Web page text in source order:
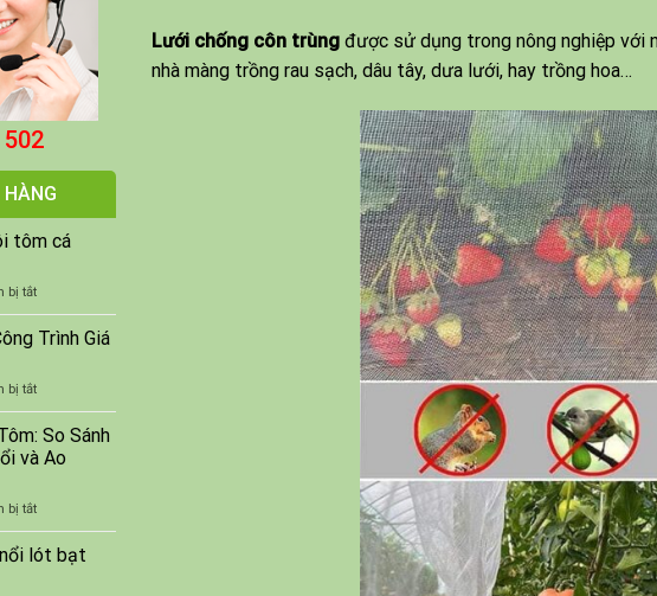
502
tôm cá
bị tắtở
Bể
bạt
tôm
cá
HDPE
Trình Giá
bị tắtở
Lưới
Bao
Che
Công
Giá
Tốt
So Sánh
và Ao
bị tắtở
Hiệu
Quả
lót bạt
Lưới chống côn trùngđược sử dụng trong nông nghiệp với
nhà màng trồng rau sạch, dâu tây, dưa lưới, hay trồng hoa…